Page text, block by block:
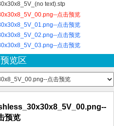
text).stp
点击预览
点击预览
点击预览
点击预览
览区
预览